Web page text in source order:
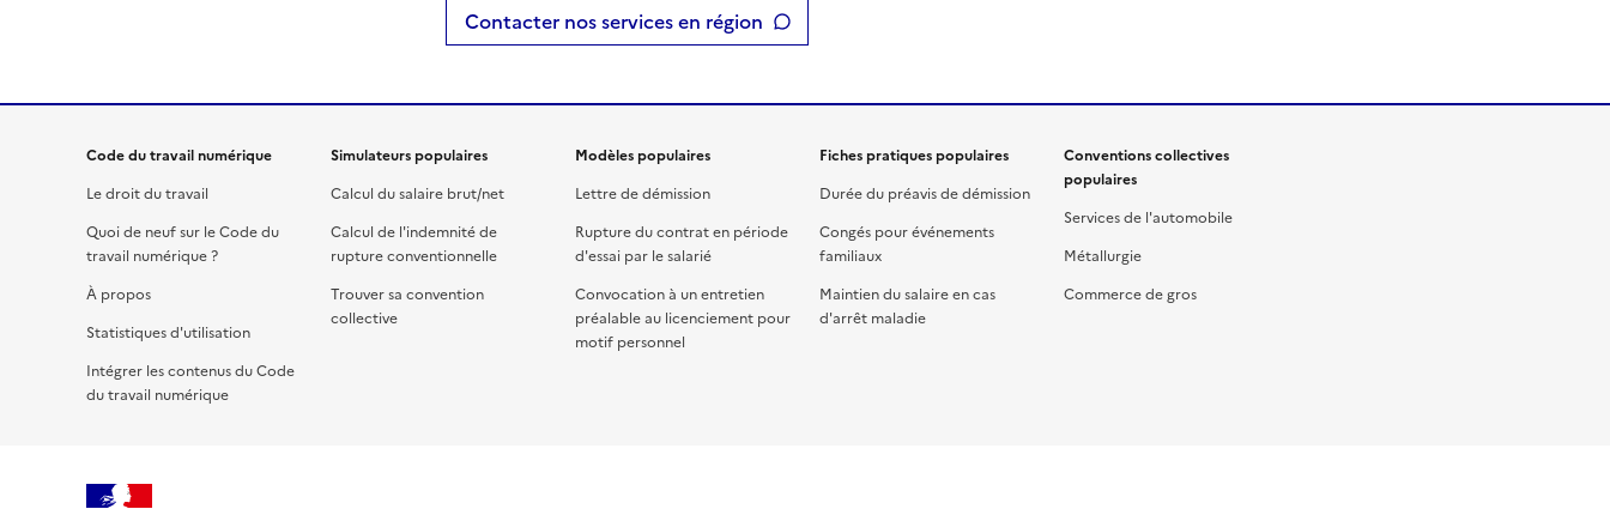
Contacter nos services en région
Code du travail numérique
Le droit du travail
Quoi de neuf sur le Code du
travail numérique ?
À propos
Statistiques d'utilisation
Intégrer les contenus du Code
du travail numérique
Simulateurs populaires
Calcul du salaire brut/net
Calcul de l'indemnité de
rupture conventionnelle
Trouver sa convention
collective
Modèles populaires
Lettre de démission
Rupture du contrat en période
d'essai par le salarié
Convocation à un entretien
préalable au licenciement pour
motif personnel
Fiches pratiques populaires
Durée du préavis de démission
Congés pour événements
familiaux
Maintien du salaire en cas
d'arrêt maladie
Conventions collectives
populaires
Services de l'automobile
Métallurgie
Commerce de gros